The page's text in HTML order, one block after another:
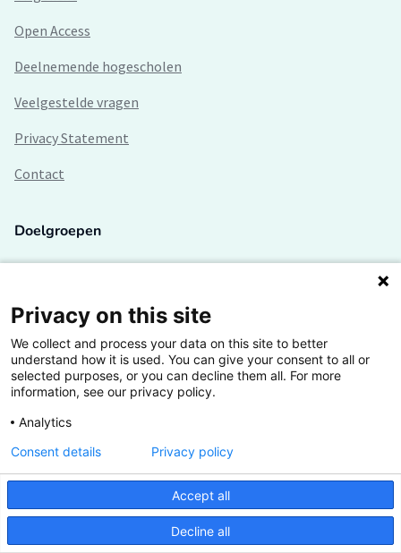
Open Access
Deelnemende hogescholen
Veelgestelde vragen
Privacy Statement
Contact
Doelgroepen
Lectoren en onderzoekers
Bedrijven
Hogescholen
De grootste kennisbank van het HBO
Inspiratie op jouw vakgebied
Privacy on this site
We collect and process your data on this site to better
understand how it is used. You can give your consent to all or
selected purposes, or you can decline them all. For more
information, see our privacy policy.
Analytics
Accept all
Decline all
Consent details Privacy policy